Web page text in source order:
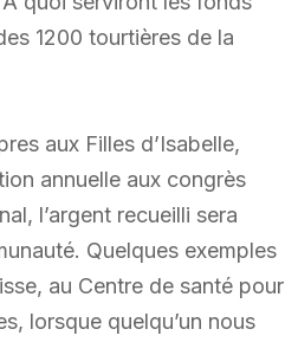
1200 tourtières de la
aux Filles d’Isabelle,
annuelle aux congrès
l’argent recueilli sera
Quelques exemples
au Centre de santé pour
lorsque quelqu’un nous